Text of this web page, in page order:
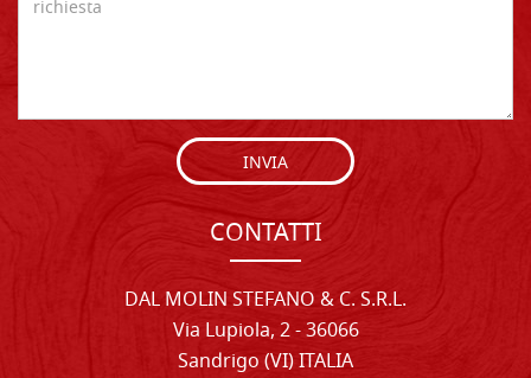
INVIA
CONTATTI
DAL MOLIN STEFANO & C. S.R.L.
Via Lupiola, 2 - 36066
Sandrigo (VI) ITALIA